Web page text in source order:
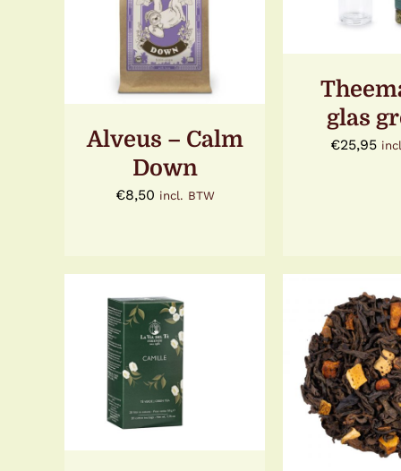
DETAILS
Alveus – Calm
Down
€8,50 incl. BTW
glas
€25,95
TOEVOEGEN AAN
WINKELWAGEN
DETAILS
OPTIES
DIT
HEEFT
/